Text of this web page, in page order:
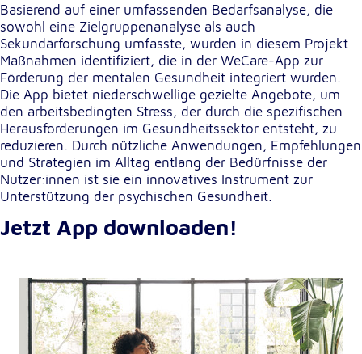
Basierend auf einer umfassenden Bedarfsanalyse, die
sowohl eine Zielgruppenanalyse als auch
Sekundärforschung umfasste, wurden in diesem Projekt
Maßnahmen identifiziert, die in der WeCare-App zur
Förderung der mentalen Gesundheit integriert wurden.
Die App bietet niederschwellige gezielte Angebote, um
den arbeitsbedingten Stress, der durch die spezifischen
Herausforderungen im Gesundheitssektor entsteht, zu
reduzieren. Durch nützliche Anwendungen, Empfehlungen
und Strategien im Alltag entlang der Bedürfnisse der
Nutzer:innen ist sie ein innovatives Instrument zur
Unterstützung der psychischen Gesundheit.
Jetzt App downloaden!
Externe Dienste
Um Inhalte von Videoplattformen und
Kartendiensten anzeigen zu können, werden von
diesen externen Diensten Cookies gesetzt.
YouTube
Anbieter:
Google LLC
Zweck:
Einbinden und Anzeigen von Videos
Name:
NID